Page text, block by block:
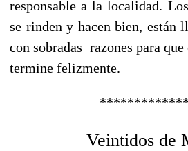
responsable a la localidad.
se rinden y hacen bien, están
con sobradas razones para que
termine felizmente.
Veintidos de